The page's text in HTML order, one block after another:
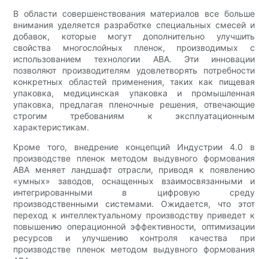
В области совершенствования материалов все больше
внимания уделяется разработке специальных смесей и
добавок, которые могут дополнительно улучшить
свойства многослойных пленок, производимых с
использованием технологии ABA. Эти инновации
позволяют производителям удовлетворять потребности
конкретных областей применения, таких как пищевая
упаковка, медицинская упаковка и промышленная
упаковка, предлагая пленочные решения, отвечающие
строгим требованиям к эксплуатационным
характеристикам.
Кроме того, внедрение концепций Индустрии 4.0 в
производстве пленок методом выдувного формования
ABA меняет ландшафт отрасли, приводя к появлению
«умных» заводов, оснащенных взаимосвязанными и
интегрированными в цифровую среду
производственными системами. Ожидается, что этот
переход к интеллектуальному производству приведет к
повышению операционной эффективности, оптимизации
ресурсов и улучшению контроля качества при
производстве пленок методом выдувного формования